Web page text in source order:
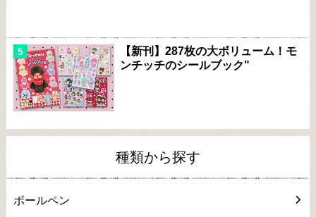
【新刊】287枚の大ボリューム！モ
ンチッチのシールブック"
種類から探す
ボールペン